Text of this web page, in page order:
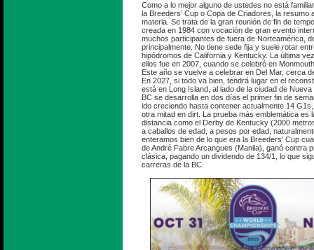
Como a lo mejor alguno de ustedes no está
la Breeders’ Cup o Copa de Criadores, la resumo
materia. Se trata de la gran reunión de fin de
creada en 1984 con vocación de gran evento
muchos participantes de fuera de Norteamérica,
principalmente. No tiene sede fija y suele rotar
hipódromos de California y Kentucky. La última
ellos fue en 2007, cuando se celebró en
Este año se vuelve a celebrar en Del Mar, cerca
En 2027, si todo va bien, tendrá lugar en el
está en Long Island, al lado de la ciudad de
BC se desarrolla en dos días el primer fin de
ido creciendo hasta contener actualmente 14
otra mitad en dirt. La prueba más emblemática es
distancia como el Derby de Kentucky (2000
a caballos de edad, a pesos por edad,
enteramos bien de lo que era la Breeders’ Cup
de André Fabre Arcangues (Manila), ganó contra
clásica, pagando un dividendo de 134/1, lo que
carreras de la BC.